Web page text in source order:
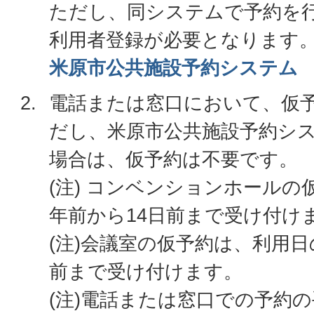
ただし、同システムで予約を
利用者登録が必要となります
米原市公共施設予約システム
電話または窓口において、仮
だし、米原市公共施設予約シ
場合は、仮予約は不要です。
(注) コンベンションホールの
年前から14日前まで受け付け
(注)会議室の仮予約は、利用
前まで受け付けます。
(注)電話または窓口での予約